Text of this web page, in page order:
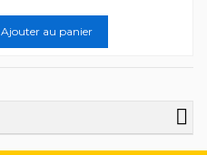
Ajouter au panier